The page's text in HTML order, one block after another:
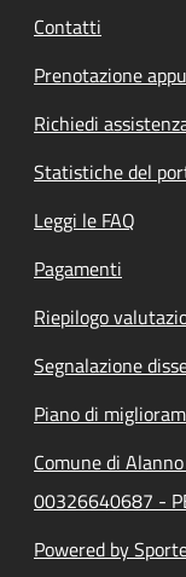
Contatti
Prenotazione
Richiedi
Statistiche del
Leggi le FAQ
Pagamenti
Riepilogo
Segnalazione
Piano di
Comune di
00326640687 -
Powered by